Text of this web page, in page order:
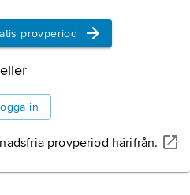
provperiod
eller
in
provperiod härifrån.